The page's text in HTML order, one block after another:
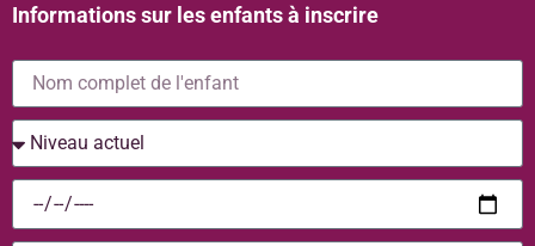
Informations sur les enfants à inscrire